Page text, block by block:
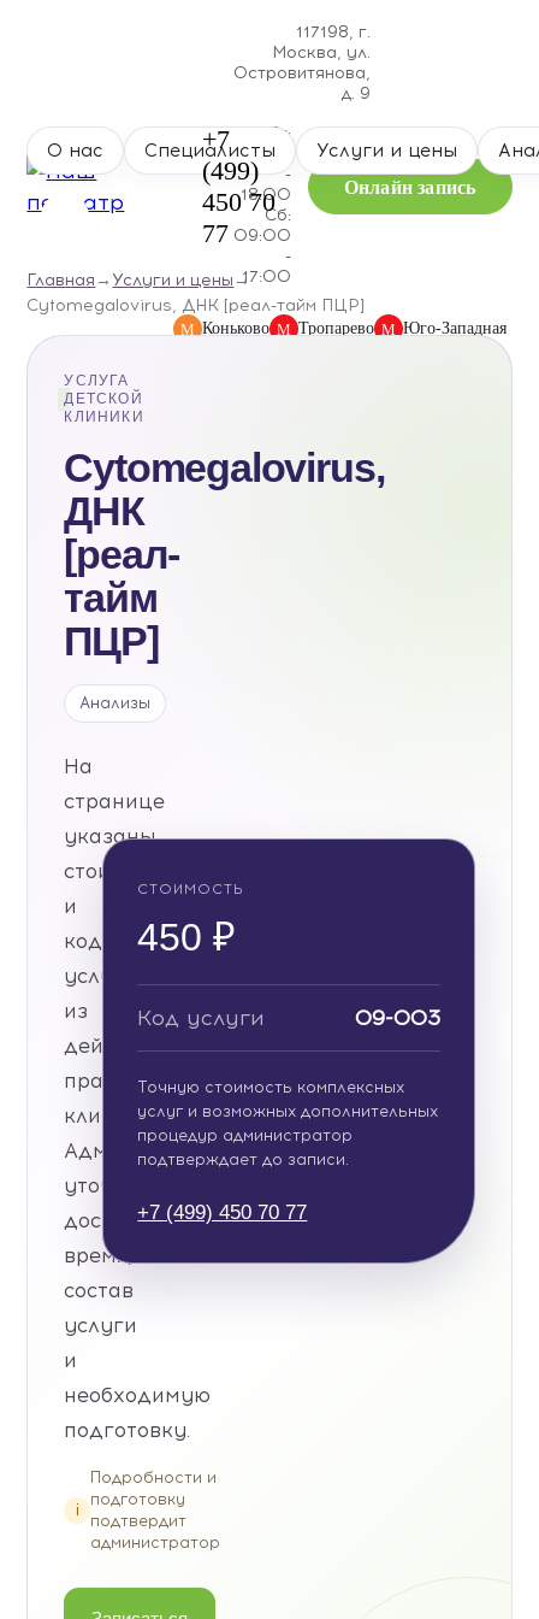
117198, г.
Москва, ул.
Островитянова,
д. 9
Пн-Пт:
09:00
-
18:00
Сб:
09:00
-
17:00
М Коньково М Тропарево М Юго-Западная
+7
(499)
450 70
77
Онлайн запись
О нас Специалисты Услуги и цены
Главная → Услуги и цены →
Cytomegalovirus, ДНК [реал-тайм ПЦР]
УСЛУГА
ДЕТСКОЙ
КЛИНИКИ
Cytomegalovirus,
ДНК
[реал-
тайм
ПЦР]
Анализы
На
странице
указаны
стоимость
и
код
услуги
из
действующего
прайса
клиники.
Администратор
уточнит
доступное
время,
состав
услуги
и
необходимую
подготовку.
i
Подробности и
подготовку
подтвердит
администратор
СТОИМОСТЬ
450 ₽
Код услуги 09-003
Точную стоимость комплексных
услуг и возможных дополнительных
процедур администратор
подтверждает до записи.
+7 (499) 450 70 77